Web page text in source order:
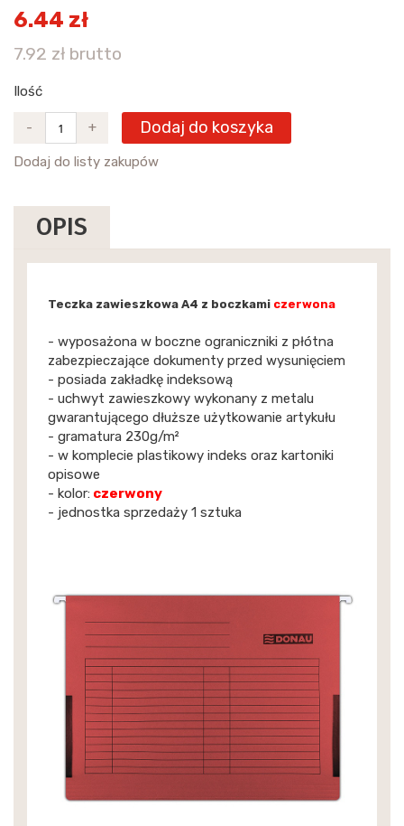
6.44 zł
7.92 zł brutto
Ilość
- + Dodaj do koszyka
Dodaj do listy zakupów
OPIS
Teczka zawieszkowa A4 z boczkami czerwona
- wyposażona w boczne ograniczniki z płótna
zabezpieczające dokumenty przed wysunięciem
- posiada zakładkę indeksową
- uchwyt zawieszkowy wykonany z metalu
gwarantującego dłuższe użytkowanie artykułu
- gramatura 230g/m²
- w komplecie plastikowy indeks oraz kartoniki
opisowe
- kolor: czerwony
- jednostka sprzedaży 1 sztuka